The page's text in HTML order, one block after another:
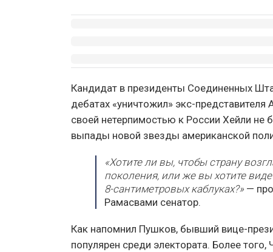
Кандидат в президенты Соединенных
дебатах «уничтожил» экс-
своей нетерпимостью к России Хейли не
выпады новой звезды американской
«Хотите ли вы, чтобы страну
поколения, или же вы хотите
8-сантиметровых каблуках?» —
Рамасвами сенатор.
Как напомнил Пушков, бывший вице-
популярен среди электората. Более